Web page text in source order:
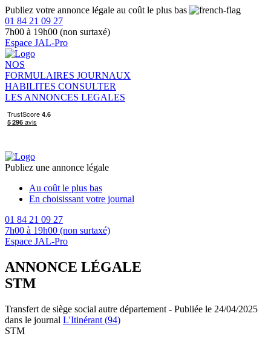
Publiez votre annonce légale au coût le plus bas
01 84 21 09 27
7h00 à 19h00 (non surtaxé)
Espace JAL-Pro
NOS
FORMULAIRES JOURNAUX
HABILITES CONSULTER
LES ANNONCES LEGALES
Publiez une annonce légale
Au coût le plus bas
En choisissant votre journal
01 84 21 09 27
7h00 à 19h00 (non surtaxé)
Espace JAL-Pro
ANNONCE LÉGALE
STM
Transfert de siège social autre département - Publiée le 24/04/2025
dans le journal L'Itinérant (94)
STM